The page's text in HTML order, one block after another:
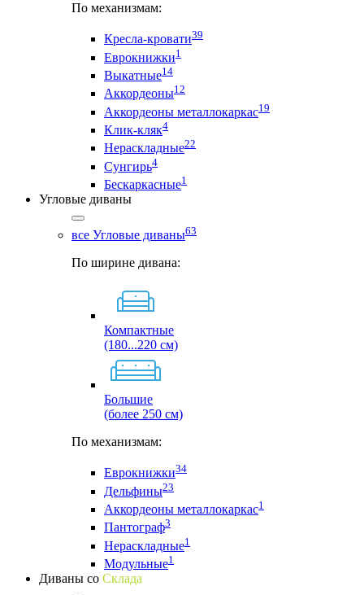
По механизмам:
Кресла-кровати39
Еврокнижки1
Выкатные14
Аккордеоны12
Аккордеоны металлокаркас19
Клик-кляк4
Нераскладные22
Сунгирь4
Бескаркасные1
Угловые диваны
все Угловые диваны63
По ширине дивана:
Компактные
(180...220 см)
Большие
(более 250 см)
По механизмам:
Еврокнижки34
Дельфины23
Аккордеоны металлокаркас1
Пантограф3
Нераскладные1
Модульные1
Диваны со Склада